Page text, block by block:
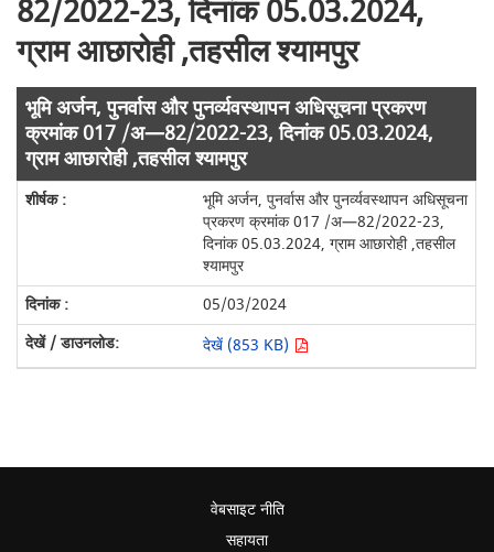
82/2022-23, दिनांक 05.03.2024,
ग्राम आछारोही ,तहसील श्यामपुर
भूमि अर्जन, पुनर्वास और पुनर्व्‍यवस्‍थापन अधिसूचना प्रकरण
क्रमांक 017 /अ—82/2022-23, दिनांक 05.03.2024,
ग्राम आछारोही ,तहसील श्यामपुर
भूमि अर्जन, पुनर्वास और पुनर्व्‍यवस्‍थापन अधिसूचना
प्रकरण क्रमांक 017 /अ—82/2022-23,
दिनांक 05.03.2024, ग्राम आछारोही ,तहसील
श्यामपुर
05/03/2024
देखें (853 KB)
वेबसाइट नीति
सहायता